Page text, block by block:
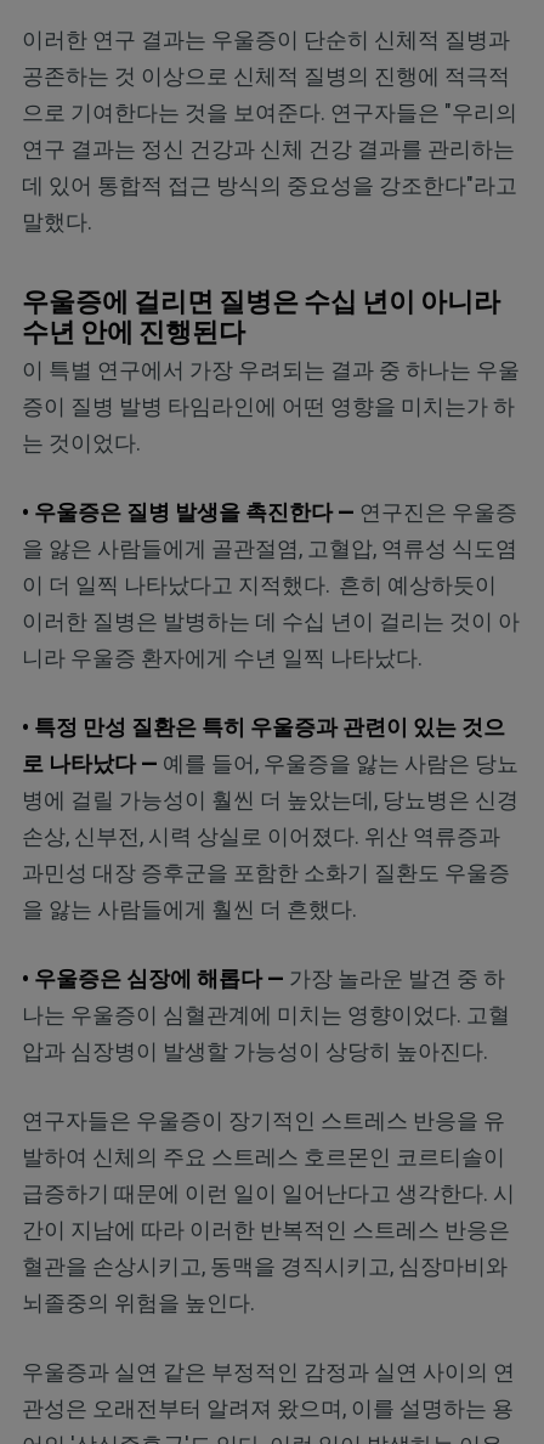
이러한 연구 결과는 우울증이 단순히 신체적 질병과
공존하는 것 이상으로 신체적 질병의 진행에 적극적
으로 기여한다는 것을 보여준다. 연구자들은 "우리의
연구 결과는 정신 건강과 신체 건강 결과를 관리하는
데 있어 통합적 접근 방식의 중요성을 강조한다"라고
말했다.
우울증에 걸리면 질병은 수십 년이 아니라
수년 안에 진행된다
이 특별 연구에서 가장 우려되는 결과 중 하나는 우울
증이 질병 발병 타임라인에 어떤 영향을 미치는가 하
는 것이었다.
• 우울증은 질병 발생을 촉진한다 — 연구진은 우울증
을 앓은 사람들에게 골관절염, 고혈압, 역류성 식도염
이 더 일찍 나타났다고 지적했다. 흔히 예상하듯이
이러한 질병은 발병하는 데 수십 년이 걸리는 것이 아
니라 우울증 환자에게 수년 일찍 나타났다.
• 특정 만성 질환은 특히 우울증과 관련이 있는 것으
로 나타났다 — 예를 들어, 우울증을 앓는 사람은 당뇨
병에 걸릴 가능성이 훨씬 더 높았는데, 당뇨병은 신경
손상, 신부전, 시력 상실로 이어졌다. 위산 역류증과
과민성 대장 증후군을 포함한 소화기 질환도 우울증
을 앓는 사람들에게 훨씬 더 흔했다.
• 우울증은 심장에 해롭다 — 가장 놀라운 발견 중 하
나는 우울증이 심혈관계에 미치는 영향이었다. 고혈
압과 심장병이 발생할 가능성이 상당히 높아진다.
연구자들은 우울증이 장기적인 스트레스 반응을 유
발하여 신체의 주요 스트레스 호르몬인 코르티솔이
급증하기 때문에 이런 일이 일어난다고 생각한다. 시
간이 지남에 따라 이러한 반복적인 스트레스 반응은
혈관을 손상시키고, 동맥을 경직시키고, 심장마비와
뇌졸중의 위험을 높인다.
우울증과 실연 같은 부정적인 감정과 실연 사이의 연
관성은 오래전부터 알려져 왔으며, 이를 설명하는 용